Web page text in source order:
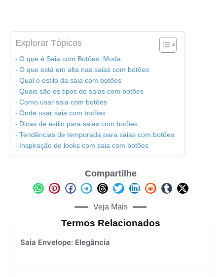
Explorar Tópicos
O que é Saia com Botões: Moda
O que está em alta nas saias com botões
Qual o estilo da saia com botões
Quais são os tipos de saias com botões
Como usar saia com botões
Onde usar saia com botões
Dicas de estilo para saias com botões
Tendências de temporada para saias com botões
Inspiração de looks com saia com botões
Compartilhe
Veja Mais
Termos Relacionados
Saia Envelope: Elegância